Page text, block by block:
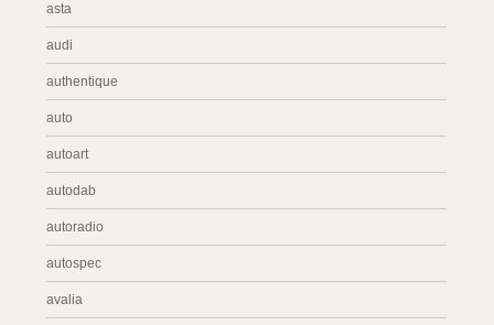
asta
audi
authentique
auto
autoart
autodab
autoradio
autospec
avalia